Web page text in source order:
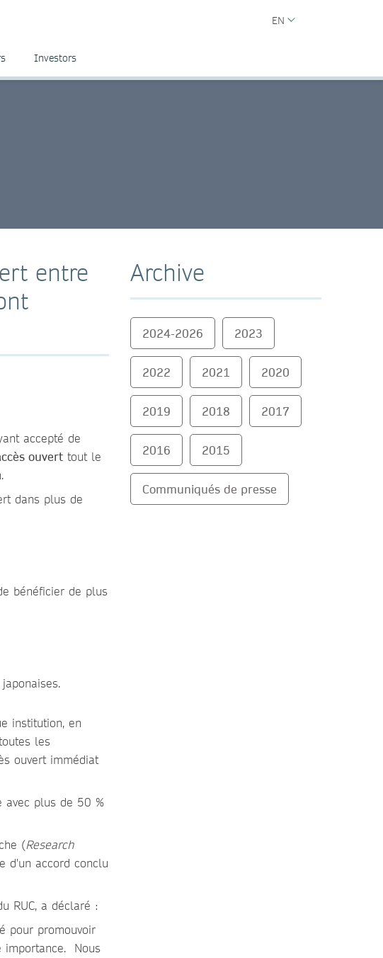
EN
Investors
entre
accepté de
ouvert tout le
dans plus de
bénéficier de plus
institution, en
les
ouvert immédiat
avec plus de 50 %
(Research
d'un accord conclu
RUC, a déclaré :
pour promouvoir
importance. Nous
Archive
2024-2026 2023
2022 2021 2020
2019 2018 2017
2016 2015
Communiqués de presse